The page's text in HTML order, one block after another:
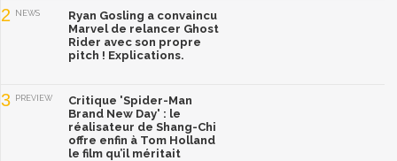
2 NEWS
Ryan Gosling a convaincu
Marvel de relancer Ghost
Rider avec son propre
pitch ! Explications.
3 PREVIEW
Critique 'Spider-Man
Brand New Day' : le
réalisateur de Shang-Chi
offre enfin à Tom Holland
le film qu’il méritait